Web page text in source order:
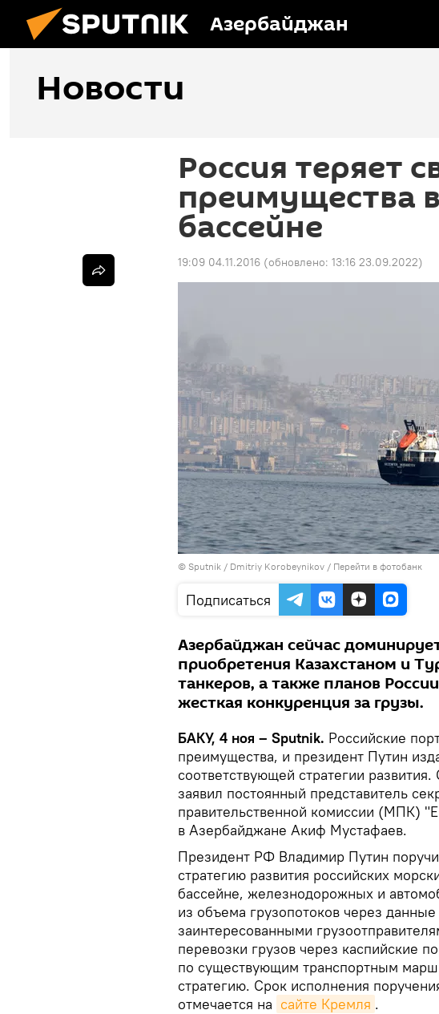
Азербайджан
Новости
Россия теряет
преимущества
бассейне
19:09 04.11.2016 (обновлено: 13:16 23.09.2022)
© Sputnik / Dmitriy Korobeynikov / Перейти в фотобанк
Подписаться
Азербайджан сейчас
приобретения Казахстаном и
танкеров, а также планов
жесткая конкуренция за грузы.
БАКУ, 4 ноя – Sputnik. Российские
преимущества, и президент Путин
соответствующей стратегии
заявил постоянный представитель
правительственной комиссии (МПК)
в Азербайджане Акиф Мустафаев.
Президент РФ Владимир Путин
стратегию развития российских
бассейне, железнодорожных и
из объема грузопотоков через
заинтересованными
перевозки грузов через каспийские
по существующим транспортным
стратегию. Срок исполнения
отмечается на сайте Кремля .